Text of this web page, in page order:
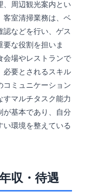
、周辺観光案内とい
客室清掃業務は、ベ
認などを行い、ゲス
要な役割を担いま
会場やレストランで
必要とされるスキル
コミュニケーション
すマルチタスク能力
が基本であり、自分
い環境を整えている
収・待遇